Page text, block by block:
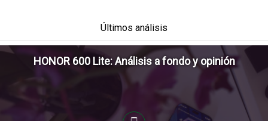
Últimos análisis
HONOR 600 Lite: Análisis a fondo y opinión